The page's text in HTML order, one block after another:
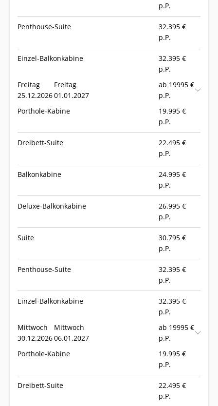
p.P.
Penthouse-Suite 32.395 €
p.P.
Einzel-Balkonkabine 32.395 €
p.P.
Freitag
25.12.2026
Freitag
01.01.2027
ab 19995 €
p.P.
Porthole-Kabine
19.995 €
p.P.
Dreibett-Suite 22.495 €
p.P.
Balkonkabine 24.995 €
p.P.
Deluxe-Balkonkabine 26.995 €
p.P.
Suite 30.795 €
p.P.
Penthouse-Suite 32.395 €
p.P.
Einzel-Balkonkabine 32.395 €
p.P.
Mittwoch
30.12.2026
Mittwoch
06.01.2027
ab 19995 €
p.P.
Porthole-Kabine
19.995 €
p.P.
Dreibett-Suite 22.495 €
p.P.